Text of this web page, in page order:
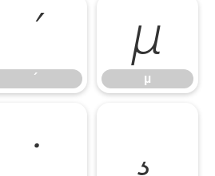
´
´
µ
µ
·